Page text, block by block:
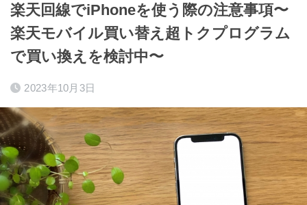
楽天回線でiPhoneを使う際の注意事項〜
楽天モバイル買い替え超トクプログラム
で買い換えを検討中〜
2023年10月3日